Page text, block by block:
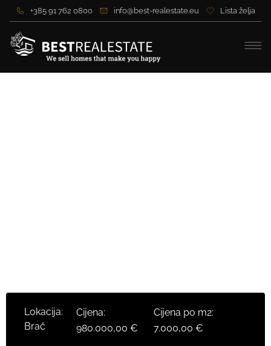
+385 91 762 0800 info@best-realestate.eu Lista želja
Lokacija:
Brač
Cijena:
980.000,00 €
Cijena po m2:
7.000,00 €